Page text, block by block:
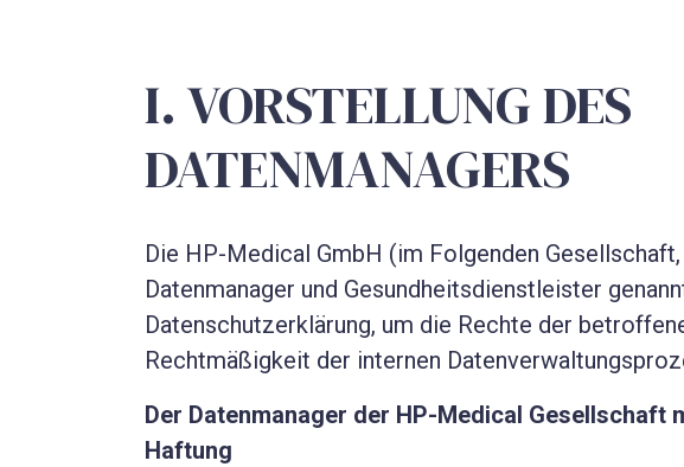
I. VORSTELLUNG DES
DATENMANAGERS
Die HP-Medical GmbH (im Folgenden
Datenmanager und Gesundheitsdienstleister
Datenschutzerklärung, um die Rechte der
Rechtmäßigkeit der internen
Der Datenmanager der HP-Medical Gesellschaft
Haftung